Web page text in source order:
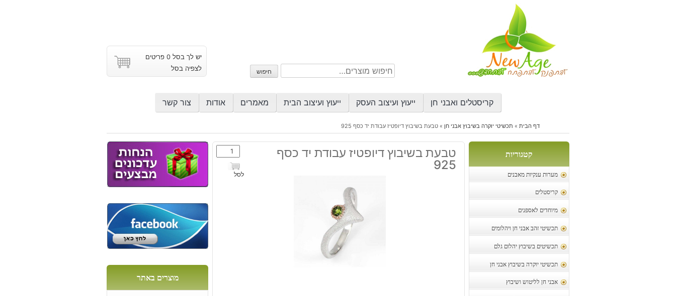
חיפוש
עבור:
חיפוש
יש לך בסל 0 פריטים
לצפיה בסל
קריסטלים ואבני חן ייעוץ ועיצוב העסק ייעוץ ועיצוב הבית מאמרים אודות צור קשר
דף הבית » תכשיטי יוקרה בשיבוץ אבני חן »טבעת בשיבוץ דיופטיז עבודת יד כסף 925
קטגוריות
מערות ענקיות מאבנים
קריסטלים
מיוחדים לאספנים
תכשיטי זהב אבני חן ויהלומים
תכשיטים בשיבוץ יהלום גלם
תכשיטי יוקרה בשיבוץ אבני חן
אבני חן לליטוש ושיבוץ
טבעת בשיבוץ דיופטיז עבודת יד כסף
925
כמות
של
טבעת
לסל
מוצרים באתר